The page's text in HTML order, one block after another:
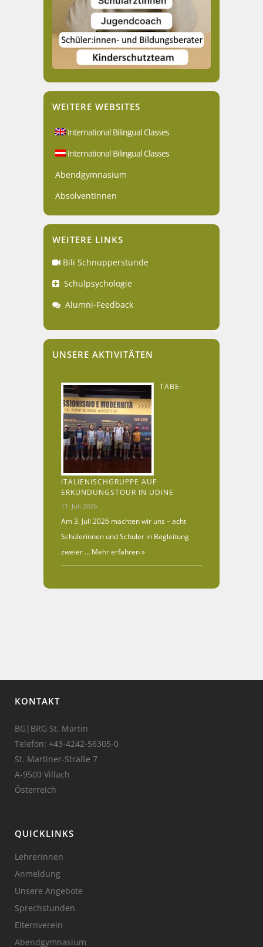
WEITERE WEBSITES
International Bilingual Classes
International Bilingual Classes
Abendgymnasium
AbsolventInnen
WEITERE LINKS
Bili Schnupperstunde
Schulpsychologie
Alumni-Feedback
UNSERE AKTIVITÄTEN
TABE-
ITALIENISCHGRUPPE AUF
ERKUNDUNGSTOUR IN UDINE
11. Juli 2026
Am 3. Juli 2026 machten wir uns – acht
Schülerinnen und Schüler in Begleitung
zweier … Mehr erfahren »
KONTAKT
BG|BRG St. Martin
Telefon: +43-4242-56305-0
St. Martiner-Straße 7
A-9500 Villach
Österreich
QUICKLINKS
LehrerInnen
Anmeldung
Unsere Angebote
Sprechstunden
Elternverein
Abendgymnasium